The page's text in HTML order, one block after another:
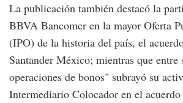
La publicación también destacó la
BBVA Bancomer en la mayor Oferta
(IPO) de la historia del país, el
Santander México; mientras que entre
operaciones de bonos" subrayó su
Intermediario Colocador en el